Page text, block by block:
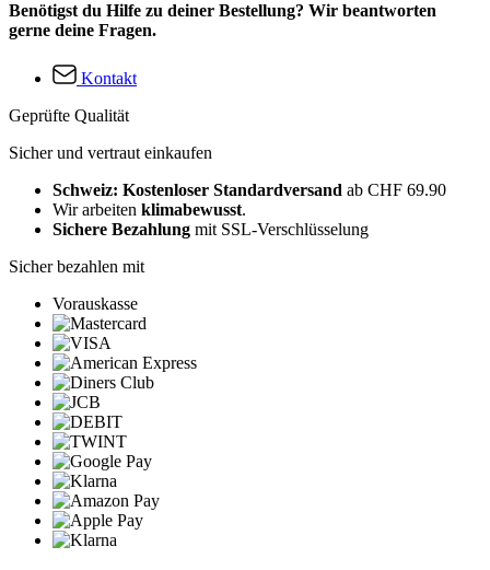
Benötigst du Hilfe zu deiner Bestellung? Wir beantworten
gerne deine Fragen.
Kontakt
Geprüfte Qualität
Sicher und vertraut einkaufen
Schweiz: Kostenloser Standardversand ab CHF 69.90
Wir arbeiten klimabewusst.
Sichere Bezahlung mit SSL-Verschlüsselung
Sicher bezahlen mit
Vorauskasse